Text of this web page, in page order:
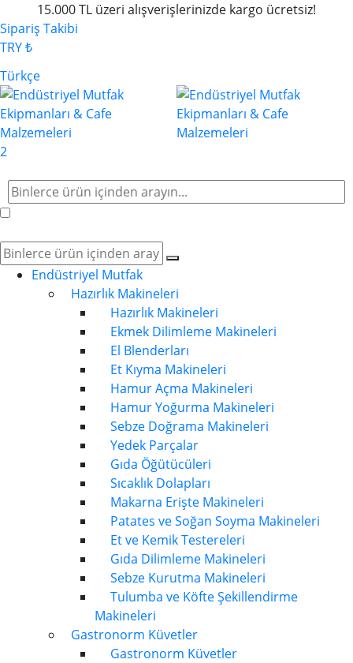
15.000 TL üzeri alışverişlerinizde kargo ücretsiz!
Sipariş Takibi
TRY ₺
Türkçe
2
Endüstriyel Mutfak
Hazırlık Makineleri
Hazırlık Makineleri
Ekmek Dilimleme Makineleri
El Blenderları
Et Kıyma Makineleri
Hamur Açma Makineleri
Hamur Yoğurma Makineleri
Sebze Doğrama Makineleri
Yedek Parçalar
Gıda Öğütücüleri
Sıcaklık Dolapları
Makarna Erişte Makineleri
Patates ve Soğan Soyma Makineleri
Et ve Kemik Testereleri
Gıda Dilimleme Makineleri
Sebze Kurutma Makineleri
Tulumba ve Köfte Şekillendirme
Makineleri
Gastronorm Küvetler
Gastronorm Küvetler